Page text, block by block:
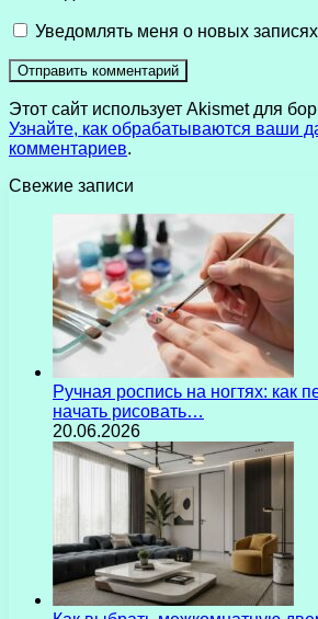
Уведомлять меня о новых
Этот сайт использует Akismet для
Узнайте, как обрабатываются ваши
комментариев.
Свежие записи
Ручная роспись на ногтях: как
начать рисовать…
20.06.2026